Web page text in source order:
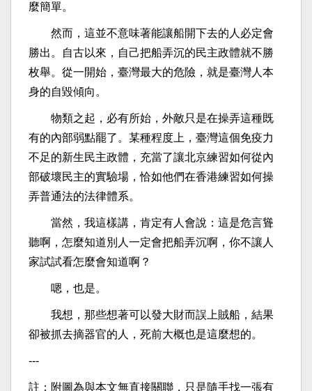
麼簡單。
然而，這並不意味著能讓船開下去的人必定會
勝出。自古以來，自己把船弄沉的民主政體就不勝
枚舉。從一開始，臺灣最大的危險，就是臺灣人本
身的自毀傾向。
物類之起，必有所始，外敵只是在操弄這種既
有的內部弱點罷了。某種程度上，臺灣這個免疫力
不足的新生民主政體，充當了讓北京練習如何從內
部破壞民主的實驗場，恰如他們在香港練習如何操
弄普通法的法律體系。
當然，我這樣講，肯定有人會說：這是危言聳
聽啊，怎麼知道別人一定會把船弄沉啊，你不讓人
家試試看怎麼會知道啊？
嗯，也是。
我想，那些想著可以發大財而誤上賊船，結果
卻被抓去摘器官的人，死前大概也是這麼想的。
---
註：附圖為與本文無直接關聯，只是隨手找一張有